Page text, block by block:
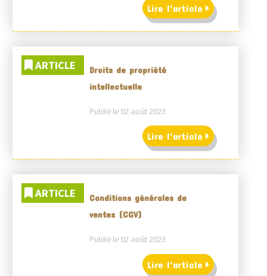
Lire l'article
ARTICLE
Droits de propriété
intellectuelle
Publié le 02 août 2023
Lire l'article
ARTICLE
Conditions générales de
ventes (CGV)
Publié le 02 août 2023
Lire l'article